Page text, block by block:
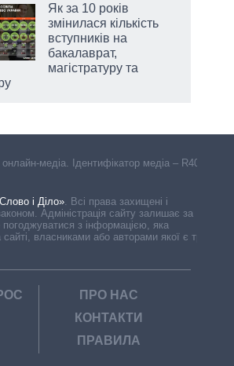
Як за 10 років
змінилася кількість
вступників на
бакалаврат,
магістратуру та
медіа. Ідентифікатор медіа – R40-
і Діло»
Всі права захищені і
Адміністрація сайту залишає за
з інформацією, яка
сайті, власниками або авторами якої є треті
ПРО НАС
КОНТАКТИ
ПРАВИЛА